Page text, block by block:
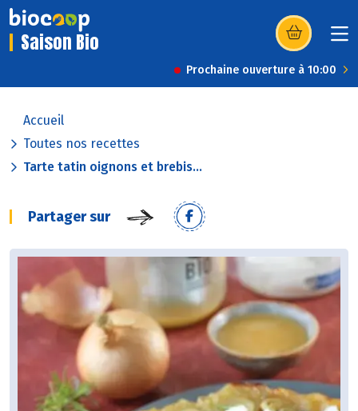
Saison Bio (s’ouvre dans
Prochaine ouverture à 10:00
Accueil
Toutes nos recettes
Tarte tatin oignons et brebis...
Partager sur